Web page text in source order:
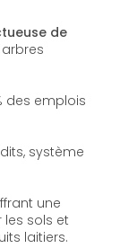
de
des emplois
système
une
sols et
laitiers.